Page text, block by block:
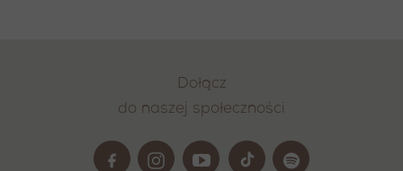
Dołącz
do naszej społeczności